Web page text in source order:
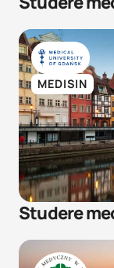
MEDISIN
​Studere